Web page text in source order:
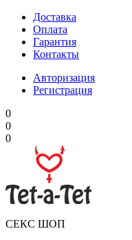
Доставка
Оплата
Гарантия
Контакты
Авторизация
Регистрация
0
0
0
СЕКС ШОП